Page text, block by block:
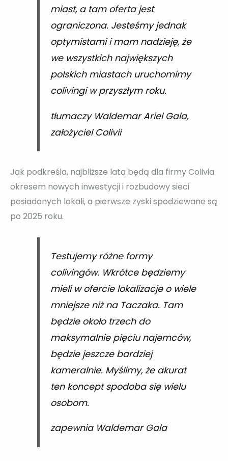
miast, a tam oferta jest
ograniczona. Jesteśmy jednak
optymistami i mam nadzieję, że
we wszystkich największych
polskich miastach uruchomimy
colivingi w przyszłym roku.
tłumaczy Waldemar Ariel Gala,
założyciel Colivii
Jak podkreśla, najbliższe lata będą dla firmy Colivia
okresem nowych inwestycji i rozbudowy sieci
posiadanych lokali, a pierwsze zyski spodziewane są
po 2025 roku.
Testujemy różne formy
colivingów. Wkrótce będziemy
mieli w ofercie lokalizacje o wiele
mniejsze niż na Taczaka. Tam
będzie około trzech do
maksymalnie pięciu najemców,
będzie jeszcze bardziej
kameralnie. Myślimy, że akurat
ten koncept spodoba się wielu
osobom.
zapewnia Waldemar Gala